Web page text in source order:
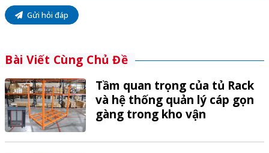
Gửi hỏi đáp
Bài Viết Cùng Chủ Đề
Tầm quan trọng của tủ Rack
và hệ thống quản lý cáp gọn
gàng trong kho vận